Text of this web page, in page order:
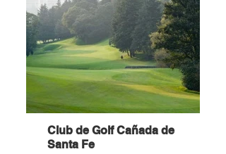
Club de Golf Cañada de
Santa Fe